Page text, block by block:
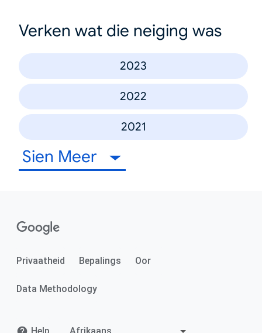
Verken wat die neiging was
2023
2022
2021
Sien Meer
Privaatheid Bepalings Oor
Data Methodology
Help